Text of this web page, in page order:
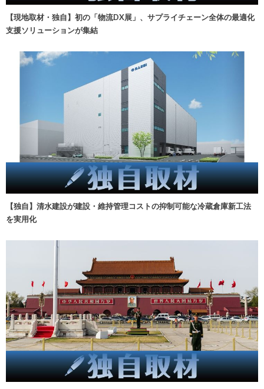
【現地取材・独自】初の「物流DX展」、サプライチェーン全体の最適化
支援ソリューションが集結
【独自】清水建設が建設・維持管理コストの抑制可能な冷蔵倉庫新工法
を実用化